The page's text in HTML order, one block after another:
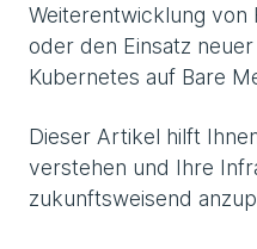
Weiterentwicklung
oder den Einsatz
Kubernetes auf Bare
Dieser Artikel hilft
verstehen und Ihre
zukunftsweisend